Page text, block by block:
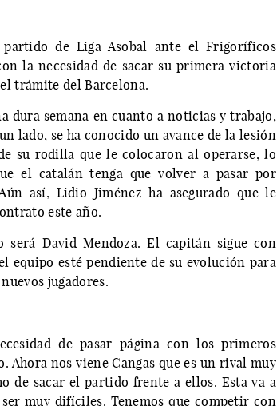
de Liga Asobal ante el Frigoríficos
la necesidad de sacar su primera victoria
trámite del Barcelona.
dura semana en cuanto a noticias y trabajo,
lado, se ha conocido un avance de la lesión
su rodilla que le colocaron al operarse, lo
el catalán tenga que volver a pasar por
así, Lidio Jiménez ha asegurado que le
este año.
será David Mendoza. El capitán sigue con
equipo esté pendiente de su evolución para
jugadores.
de pasar página con los primeros
Ahora nos viene Cangas que es un rival muy
de sacar el partido frente a ellos. Esta va a
muy difíciles. Tenemos que competir con